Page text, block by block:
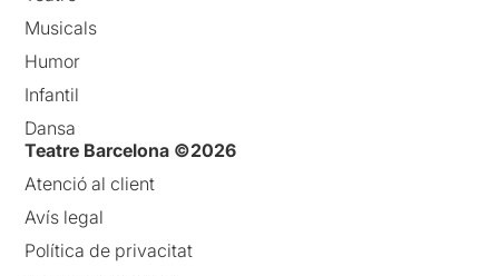
Musicals
Humor
Infantil
Dansa
Teatre Barcelona ©2026
Atenció al client
Avís legal
Política de privacitat